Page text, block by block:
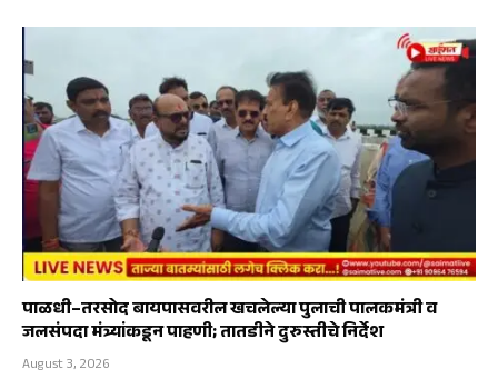
पाळधी–तरसोद बायपासवरील खचलेल्या पुलाची पालकमंत्री व
जलसंपदा मंत्र्यांकडून पाहणी; तातडीने दुरुस्तीचे निर्देश
August 3, 2026